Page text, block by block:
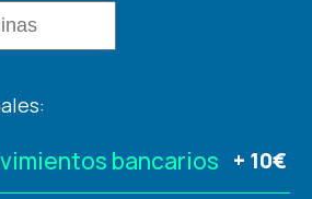
bancarios + 10€